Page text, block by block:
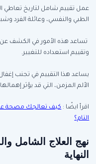
عمل تقييم شامل لتاريخ تعاطي
الطبي والنفسي، وعائلة الفرد
تساعد هذه الأمور في الكشف عن
وتقييم استعداده للتغيير.
يساعد هذا التقييم في تجنب
الألم المزمن، التي قد يؤثر
اقرأ ايضًا :كيف تعالجك مصحة
التام؟
نهج العلاج الشامل
النهاية